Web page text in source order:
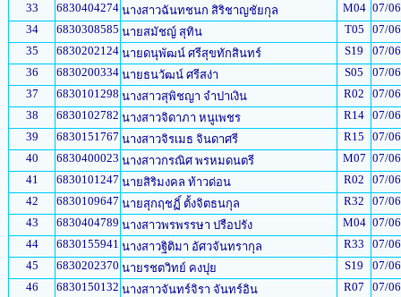
33
6830404274 นางสาวฉันทชนก สิริชาญชัยกุล M04 07/
34
6830308585 นายสมัชญ์ สุทิน T05
07/
35
6830202124 นายดนุพัฒน์ ศรีสุขทักสินทร์ S19
07/
36
6830200334 นายธนวัฒน์ ศรีสง่า S05
07/
37
6830101298 นางสาวสุพิชญา จำปาเงิน R02
07/
38
6830102782 นางสาวจิดาภา หนูเพชร R14 07/
39
6830151767 นางสาวจิรเมธ จินดาศรี R15
07/
40
6830400023 นางสาวกรณิศ พรหมดนตรี M07 07/
41
6830101247 นายสิริมงคล ท้าวด่อน R02
07/
42
6830109647 นายสุกฤชฏิ์ ตั้งจิตธนกุล R32
07/
43
6830404789 นางสาวพรพรรษา ปรือปรัง M04 07/
44
6830155941 นางสาวฐิติมา อัศวจันทรากุล R33
07/
45
6830202370 นายรชตวิทย์ คงปุย S19
07/
46
6830150132 นางสาวจันทร์จิรา จันทร์อิน R07
07/